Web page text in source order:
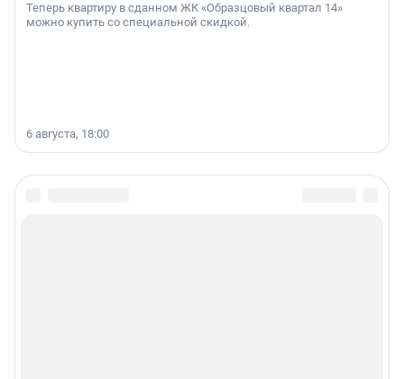
Теперь квартиру в сданном ЖК «Образцовый квартал 14»
можно купить со специальной скидкой.
6 августа, 18:00